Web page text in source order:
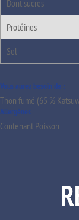
Dont sucres
Protéines
Sel
Vous aurez besoin de :
Thon fumé (65 %
Allergènes
Contenant Poisson